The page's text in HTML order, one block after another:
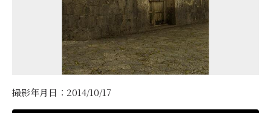
撮影年月日：2014/10/17